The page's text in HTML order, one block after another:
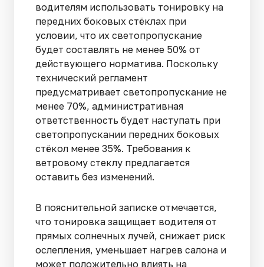
водителям использовать тонировку на
передних боковых стёклах при
условии, что их светопропускание
будет составлять не менее 50% от
действующего норматива. Поскольку
технический регламент
предусматривает светопропускание не
менее 70%, административная
ответственность будет наступать при
светопропускании передних боковых
стёкол менее 35%. Требования к
ветровому стеклу предлагается
оставить без изменений.
В пояснительной записке отмечается,
что тонировка защищает водителя от
прямых солнечных лучей, снижает риск
ослепления, уменьшает нагрев салона и
может положительно влиять на